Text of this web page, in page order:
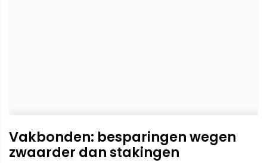
Vakbonden: besparingen wegen
zwaarder dan stakingen